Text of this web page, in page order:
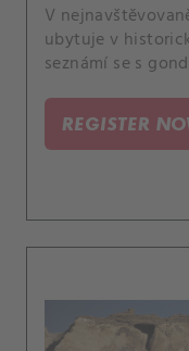
V
ubytuje v
seznámí se s
REGISTER